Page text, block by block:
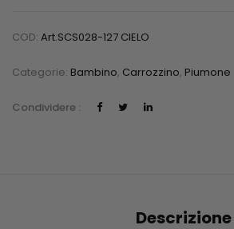
COD: Art.SCS028-127 CIELO
Categorie: Bambino, Carrozzino, Piumone
Condividere :
Descrizione